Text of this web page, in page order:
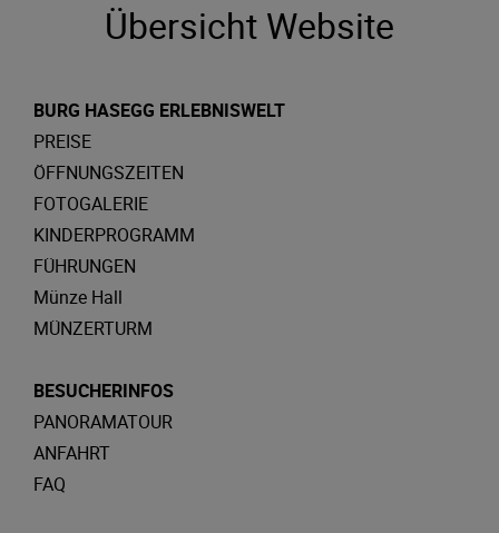
Übersicht Website
BURG HASEGG ERLEBNISWELT
PREISE
ÖFFNUNGSZEITEN
FOTOGALERIE
KINDERPROGRAMM
FÜHRUNGEN
Münze Hall
MÜNZERTURM
BESUCHERINFOS
PANORAMATOUR
ANFAHRT
FAQ